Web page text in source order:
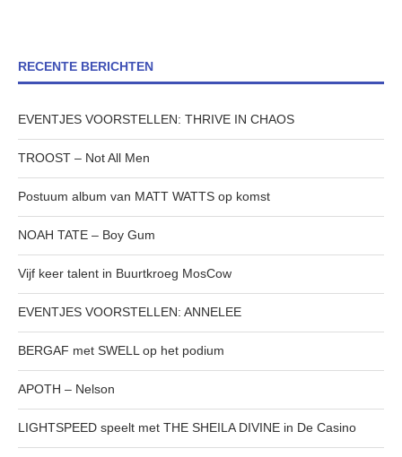
RECENTE BERICHTEN
EVENTJES VOORSTELLEN: THRIVE IN CHAOS
TROOST – Not All Men
Postuum album van MATT WATTS op komst
NOAH TATE – Boy Gum
Vijf keer talent in Buurtkroeg MosCow
EVENTJES VOORSTELLEN: ANNELEE
BERGAF met SWELL op het podium
APOTH – Nelson
LIGHTSPEED speelt met THE SHEILA DIVINE in De Casino